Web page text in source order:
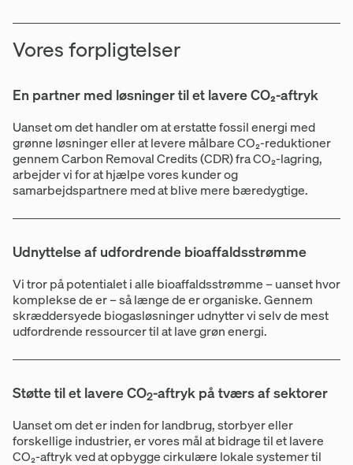
Vores forpligtelser
En partner med løsninger til et lavere CO₂-aftryk
Uanset om det handler om at erstatte fossil energi med
grønne løsninger eller at levere målbare CO₂-reduktioner
gennem Carbon Removal Credits (CDR) fra CO₂-lagring,
arbejder vi for at hjælpe vores kunder og
samarbejdspartnere med at blive mere bæredygtige.
Udnyttelse af udfordrende bioaffaldsstrømme
Vi tror på potentialet i alle bioaffaldsstrømme – uanset hvor
komplekse de er – så længe de er organiske. Gennem
skræddersyede biogasløsninger udnytter vi selv de mest
udfordrende ressourcer til at lave grøn energi.
Støtte til et lavere CO2-aftryk på tværs af sektorer
Uanset om det er inden for landbrug, storbyer eller
forskellige industrier, er vores mål at bidrage til et lavere
CO₂-aftryk ved at opbygge cirkulære lokale systemer til